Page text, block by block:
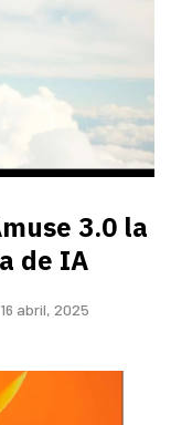
3.0 la
de IA
16 abril, 2025